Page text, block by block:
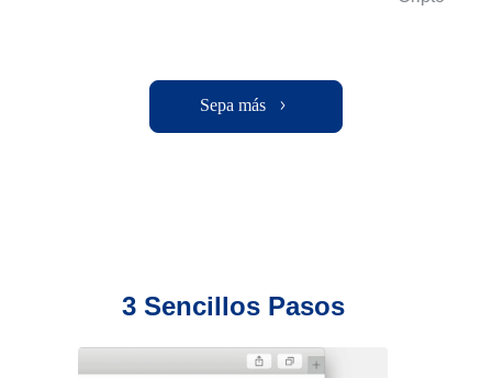
Sepa más
3 Sencillos Pasos